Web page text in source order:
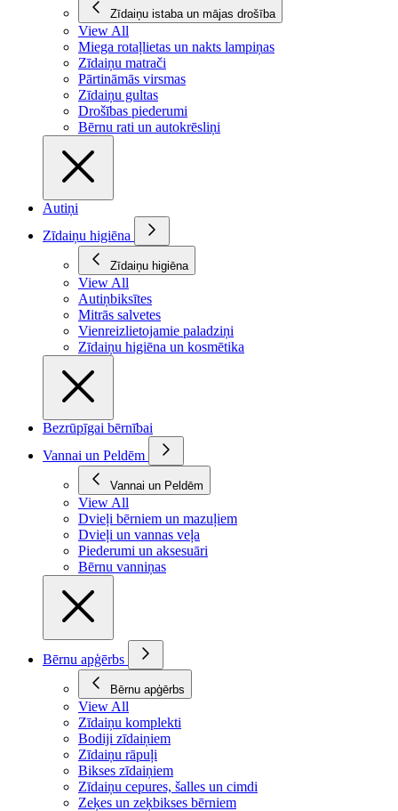
Zīdaiņu istaba un mājas drošība
View All
Miega rotaļlietas un nakts lampiņas
Zīdaiņu matrači
Pārtināmās virsmas
Zīdaiņu gultas
Drošības piederumi
Bērnu rati un autokrēsliņi
Autiņi
Zīdaiņu higiēna
Zīdaiņu higiēna
View All
Autiņbiksītes
Mitrās salvetes
Vienreizlietojamie paladziņi
Zīdaiņu higiēna un kosmētika
Bezrūpīgai bērnībai
Vannai un Peldēm
Vannai un Peldēm
View All
Dvieļi bērniem un mazuļiem
Dvieļi un vannas veļa
Piederumi un aksesuāri
Bērnu vanniņas
Bērnu apģērbs
Bērnu apģērbs
View All
Zīdaiņu komplekti
Bodiji zīdaiņiem
Zīdaiņu rāpuļi
Bikses zīdaiņiem
Zīdaiņu cepures, šalles un cimdi
Zeķes un zeķbikses bērniem